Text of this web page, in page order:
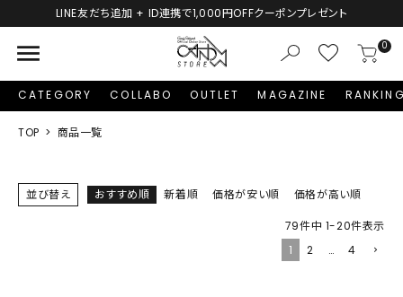
LINE友だち追加 + ID連携で1,000円OFFクーポンプレゼント
menu 0
CATEGORY COLLABO OUTLET MAGAZINE
TOP 商品一覧
並び替え おすすめ順 新着順 価格が安い順 価格が高い順
79件中 1-20件表示
1
2 … 4